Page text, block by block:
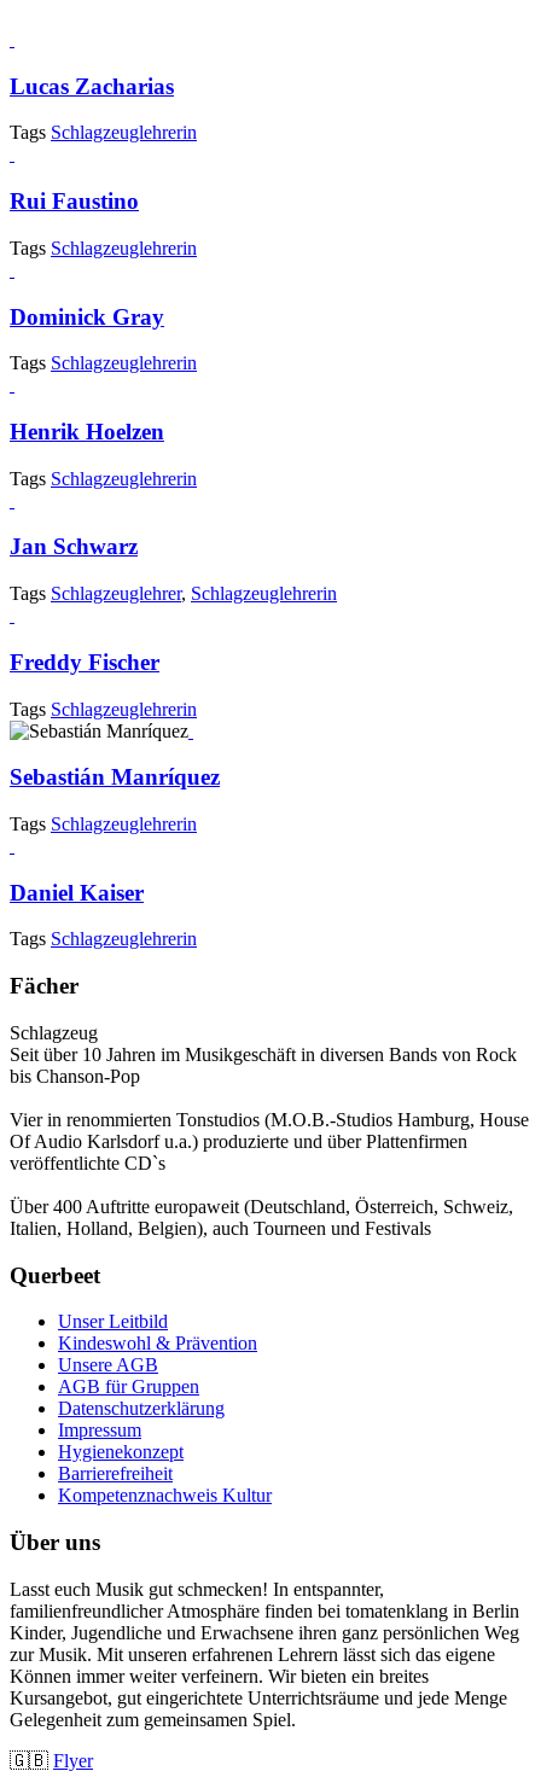
Lucas Zacharias
Tags Schlagzeuglehrerin
Rui Faustino
Tags Schlagzeuglehrerin
Dominick Gray
Tags Schlagzeuglehrerin
Henrik Hoelzen
Tags Schlagzeuglehrerin
Jan Schwarz
Tags Schlagzeuglehrer, Schlagzeuglehrerin
Freddy Fischer
Tags Schlagzeuglehrerin
Sebastián Manríquez
Tags Schlagzeuglehrerin
Daniel Kaiser
Tags Schlagzeuglehrerin
Fächer
Schlagzeug
Seit über 10 Jahren im Musikgeschäft in diversen Bands von Rock
bis Chanson-Pop
Vier in renommierten Tonstudios (M.O.B.-Studios Hamburg, House
Of Audio Karlsdorf u.a.) produzierte und über Plattenfirmen
veröffentlichte CD`s
Über 400 Auftritte europaweit (Deutschland, Österreich, Schweiz,
Italien, Holland, Belgien), auch Tourneen und Festivals
Querbeet
Unser Leitbild
Kindeswohl & Prävention
Unsere AGB
AGB für Gruppen
Datenschutzerklärung
Impressum
Hygienekonzept
Barrierefreiheit
Kompetenznachweis Kultur
Über uns
Lasst euch Musik gut schmecken! In entspannter,
familienfreundlicher Atmosphäre finden bei tomatenklang in Berlin
Kinder, Jugendliche und Erwachsene ihren ganz persönlichen Weg
zur Musik. Mit unseren erfahrenen Lehrern lässt sich das eigene
Können immer weiter verfeinern. Wir bieten ein breites
Kursangebot, gut eingerichtete Unterrichtsräume und jede Menge
Gelegenheit zum gemeinsamen Spiel.
🇬🇧 Flyer